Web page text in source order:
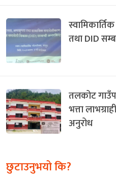
तथा DID
तलकोट
भत्ता
अनुरोध
छुटाउनुभयो कि?